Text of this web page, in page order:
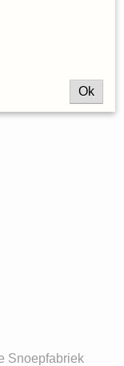
Snoepfabriek
Ok